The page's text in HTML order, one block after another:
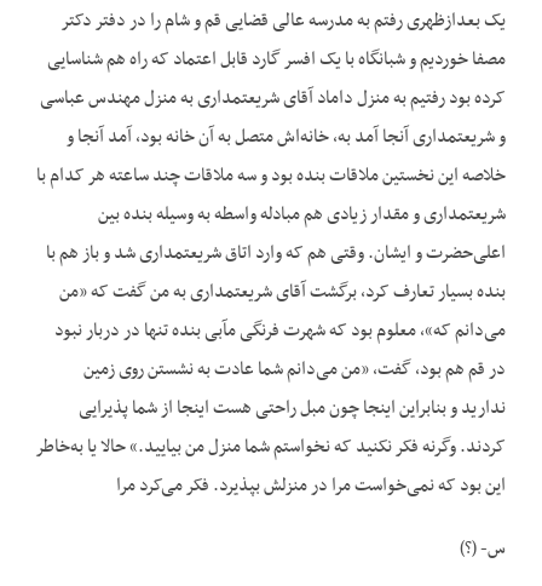
یک بعدازظهری رفتم به مدرسه عالی قضایی قم و شام را در دفتر دکتر
مصفا خوردیم و شبانگاه با یک افسر گارد قابل اعتماد که راه هم شناسایی
کرده بود رفتیم به منزل داماد آقای شریعتمداری به منزل مهندس عباسی
و شریعتمداری آنجا آمد به، خانه‌اش متصل به آن خانه بود، آمد آنجا و
خلاصه این نخستین ملاقات بنده بود و سه ملاقات چند ساعته هر کدام با
شریعتمداری و مقدار زیادی هم مبادله واسطه به وسیله بنده بین
اعلی‌حضرت و ایشان. وقتی هم که وارد اتاق شریعتمداری شد و باز هم با
بنده بسیار تعارف کرد، برگشت آقای شریعتمداری به من گفت که «من
می‌دانم که»، معلوم بود که شهرت فرنگی مآبی بنده تنها در دربار نبود
در قم هم بود، گفت، «من می‌دانم شما عادت به نشستن روی زمین
ندارید و بنابراین اینجا چون مبل راحتی هست اینجا از شما پذیرایی
کردند. وگرنه فکر نکنید که نخواستم شما منزل من بیایید.» حالا یا به‌خاطر
این بود که نمی‌خواست مرا در منزلش بپذیرد. فکر می‌کرد مرا
س- (؟)